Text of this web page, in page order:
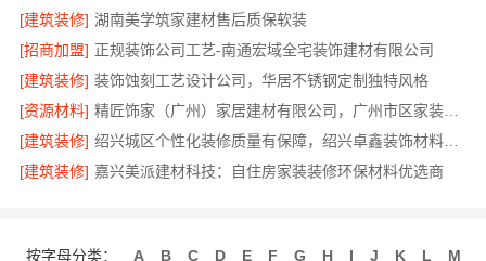
[建筑装修] 湖南美学筑家建材售后质保软装
[招商加盟] 正规装饰公司工艺-南通宏域全宅装饰建材有限公司
[建筑装修] 装饰蚀刻工艺设计公司，华居不锈钢定制独特风格
[资源材料]
精匠饰家（广州）家居建材有限公司，广州市区家装装修多少钱新房
[建筑装修]
绍兴城区个性化装修质量有保障，绍兴卓鑫装饰材料有限公司
[建筑装修] 嘉兴美派建材科技：自住房家装装修环保材料优选商
按字母分类： A B C D E F G H I J K L
M